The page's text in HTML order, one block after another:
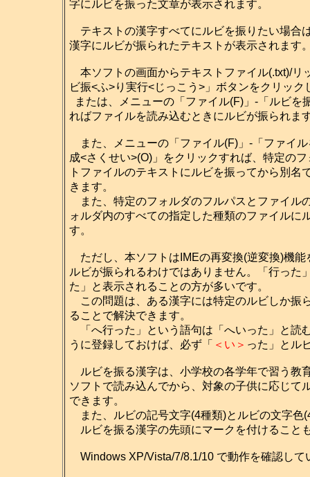
字にルビを振った文章が表示されます。
テキストの漢字すべてにルビを振りたい場合
漢字にルビが振られたテキストが表示されます
本ソフトの画面からテキストファイル(.txt)/リ
ビ振<ふ>り実行<じっこう>」ボタンをクリッ
または、メニューの「ファイル(F)」-「ルビを
ればファイルを読み込むときにルビが振られま
また、メニューの「ファイル(F)」-「ファイ
成<さくせい>(O)」をクリックすれば、特定の
トファイルのテキストにルビを振ってから別
きます。
また、特定のフォルダのフルパスとファイル
ォルダ内のすべての指定した種類のファイル
す。
ただし、本ソフトはIMEの再変換(逆変換)機
ルビが振られるわけではありません。「行った
た」と表示されることの方が多いです。
この問題は、ある漢字には特定のルビしか振
ることで解決できます。
「へ行った」という語句は「へいった」と読
うに登録しておけば、必ず「 ＜い＞ った」とル
ルビを振る漢字は、小学校の各学年で習う教
ソフトで読み込んでから、対象の子供に応じて
できます。
また、ルビの記号文字(4種類)とルビの文字色
ルビを振る漢字の先頭にマークを付けること
Windows XP/Vista/7/8.1/10 で動作を確認して